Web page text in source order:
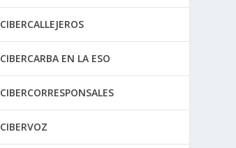
CIBERCALLEJEROS
CIBERCARBA EN LA ESO
CIBERCORRESPONSALES
CIBERVOZ